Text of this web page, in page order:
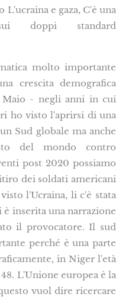
e gaza, C'è una
doppi standard
molto importante
crescita demografica
- negli anni in cui
ho visto l'aprirsi di una
Sud globale ma anche
del mondo contro
post 2020 possiamo
dei soldati americani
l'Ucraina, li c'è stata
inserita una narrazione
il provocatore. Il sud
perché è una parte
in Niger l'età
L'Unione europea è la
vuol dire ricercare